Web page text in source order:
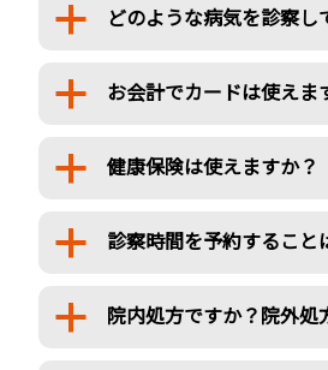
a どのような病気を診察し
a お会計でカードは使えま
a 健康保険は使えますか？
a 診察時間を予約すること
a 院内処方ですか？院外処